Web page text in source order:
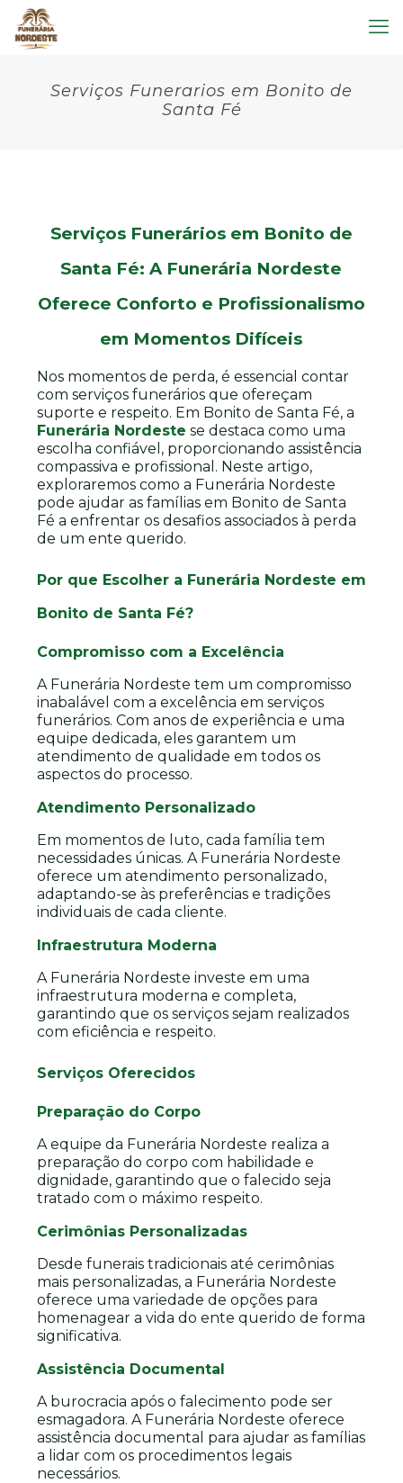
Serviços Funerarios em Bonito de
Santa Fé
Serviços Funerários em Bonito de
Santa Fé: A Funerária Nordeste
Oferece Conforto e Profissionalismo
em Momentos Difíceis
Nos momentos de perda, é essencial contar
com serviços funerários que ofereçam
suporte e respeito. Em Bonito de Santa Fé, a
Funerária Nordeste se destaca como uma
escolha confiável, proporcionando assistência
compassiva e profissional. Neste artigo,
exploraremos como a Funerária Nordeste
pode ajudar as famílias em Bonito de Santa
Fé a enfrentar os desafios associados à perda
de um ente querido.
Por que Escolher a Funerária Nordeste em
Bonito de Santa Fé?
Compromisso com a Excelência
A Funerária Nordeste tem um compromisso
inabalável com a excelência em serviços
funerários. Com anos de experiência e uma
equipe dedicada, eles garantem um
atendimento de qualidade em todos os
aspectos do processo.
Atendimento Personalizado
Em momentos de luto, cada família tem
necessidades únicas. A Funerária Nordeste
oferece um atendimento personalizado,
adaptando-se às preferências e tradições
individuais de cada cliente.
Infraestrutura Moderna
A Funerária Nordeste investe em uma
infraestrutura moderna e completa,
garantindo que os serviços sejam realizados
com eficiência e respeito.
Serviços Oferecidos
Preparação do Corpo
A equipe da Funerária Nordeste realiza a
preparação do corpo com habilidade e
dignidade, garantindo que o falecido seja
tratado com o máximo respeito.
Cerimônias Personalizadas
Desde funerais tradicionais até cerimônias
mais personalizadas, a Funerária Nordeste
oferece uma variedade de opções para
homenagear a vida do ente querido de forma
significativa.
Assistência Documental
A burocracia após o falecimento pode ser
esmagadora. A Funerária Nordeste oferece
assistência documental para ajudar as famílias
a lidar com os procedimentos legais
necessários.